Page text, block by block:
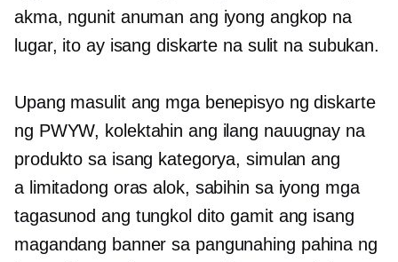
akma, ngunit anuman ang iyong angkop na
lugar, ito ay isang diskarte na sulit na subukan.
Upang masulit ang mga benepisyo ng diskarte
ng PWYW, kolektahin ang ilang nauugnay na
produkto sa isang kategorya, simulan ang
a limitadong oras alok, sabihin sa iyong mga
tagasunod ang tungkol dito gamit ang isang
magandang banner sa pangunahing pahina ng